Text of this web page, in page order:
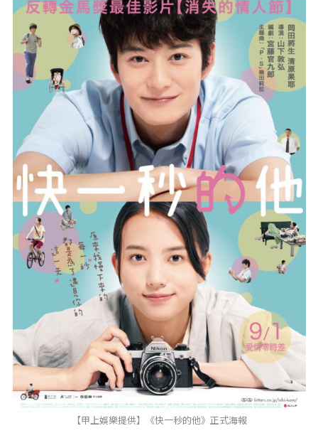
【甲上娛樂提供】《快一秒的他》正式海報